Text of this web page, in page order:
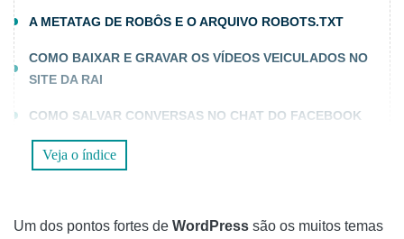
A METATAG DE ROBÔS E O ARQUIVO ROBOTS.TXT
COMO BAIXAR E GRAVAR OS VÍDEOS VEICULADOS NO
SITE DA RAI
COMO SALVAR CONVERSAS NO CHAT DO FACEBOOK
COMO FUNCIONA O ZIMBRA, O MODERNO CLIENTE DE E-
MAIL DE CÓDIGO ABERTO
BLOGENGINE.NET
Veja o índice
Um dos pontos fortes de WordPress são os muitos temas